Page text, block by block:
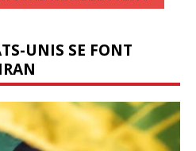
UNIS SE FONT